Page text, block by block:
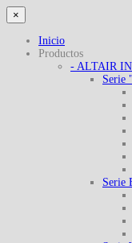
×
Inicio
Productos
- ALTAIR
Serie
Serie